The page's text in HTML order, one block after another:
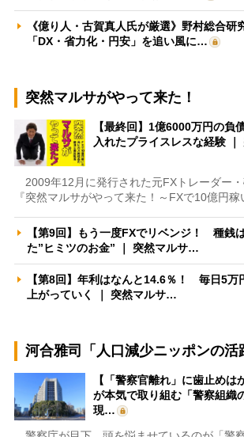
《億り人・古賀真人氏が厳選》野村総合研
「DX・省力化・円安」を追い風に…
突然マルサがやって来た！
【最終回】1億6000万円の負
入れたプライスレスな経験
2009年12月に発行された元FXトレーダー
『突然マルサがやって来た！～FXで10億円稼
【第9回】もう一度FXでリベンジ！ 種銭
た”ヒミツのお金” ｜ 突然マルサ…
【第8回】年利はなんと14.6％！ 毎日5万
上がっていく ｜ 突然マルサ…
河合雅司「人口減少ニッポンの活
【「警察官離れ」に歯止めは
が本気で取り組む「警察組
現…